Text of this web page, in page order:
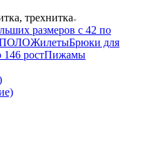
трехнитка
размеров с 42 по
ПОЛОЖилетыБрюки для
ростПижамы